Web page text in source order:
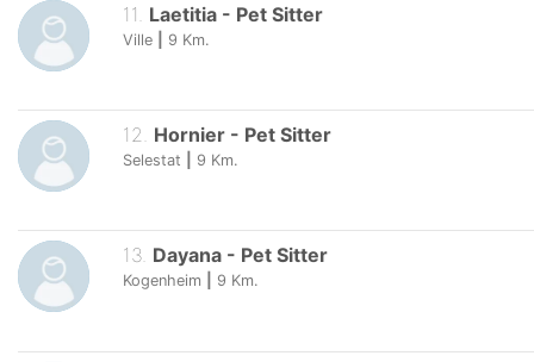
11 Laetitia - Pet Sitter
Ville 9 Km.
12. Hornier - Pet Sitter
Selestat 9 Km.
13. Dayana - Pet Sitter
Kogenheim 9 Km.